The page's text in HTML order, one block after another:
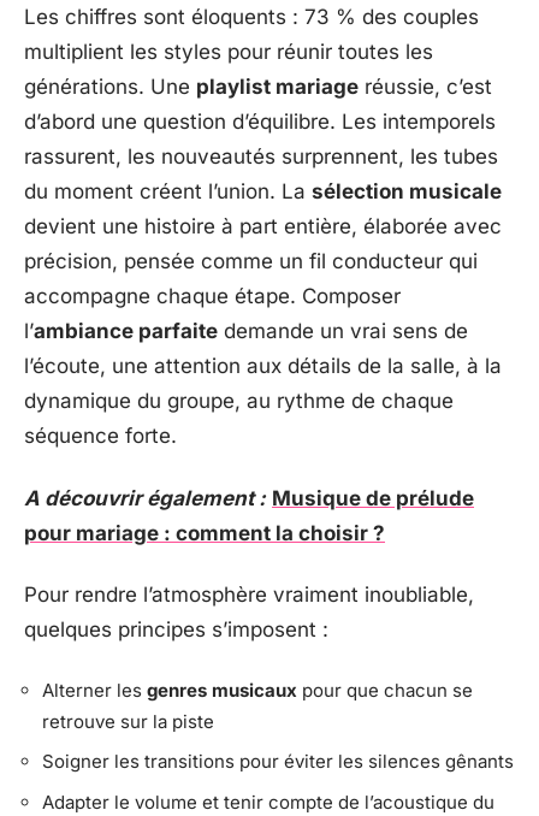
Les chiffres sont éloquents : 73 % des couples
multiplient les styles pour réunir toutes les
générations. Une playlist mariage réussie, c’est
d’abord une question d’équilibre. Les intemporels
rassurent, les nouveautés surprennent, les tubes
du moment créent l’union. La sélection musicale
devient une histoire à part entière, élaborée avec
précision, pensée comme un fil conducteur qui
accompagne chaque étape. Composer
l’ambiance parfaite demande un vrai sens de
l’écoute, une attention aux détails de la salle, à la
dynamique du groupe, au rythme de chaque
séquence forte.
A découvrir également : Musique de prélude
pour mariage : comment la choisir ?
Pour rendre l’atmosphère vraiment inoubliable,
quelques principes s’imposent :
Alterner les genres musicaux pour que chacun se
retrouve sur la piste
Soigner les transitions pour éviter les silences gênants
Adapter le volume et tenir compte de l’acoustique du